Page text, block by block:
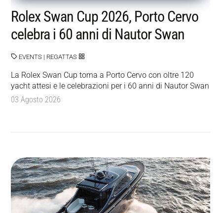
Rolex Swan Cup 2026, Porto Cervo
celebra i 60 anni di Nautor Swan
EVENTS | REGATTAS
La Rolex Swan Cup torna a Porto Cervo con oltre 120
yacht attesi e le celebrazioni per i 60 anni di Nautor Swan
03 Agosto 2026